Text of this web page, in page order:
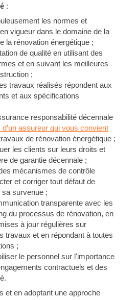
:
les normes et
vigueur dans le domaine de la
la rénovation énergétique ;
de qualité en utilisant des
et en suivant les meilleures
;
travaux réalisés répondent aux
et aux spécifications
responsabilité décennale
d’un assureur qui vous convient
de rénovation énergétique ;
les clients sur leurs droits et
de garantie décennale ;
mécanismes de contrôle
et corriger tout défaut de
survenue ;
transparente avec les
du processus de rénovation, en
à jour régulières sur
travaux et en répondant à toutes
;
le personnel sur l'importance
contractuels et des
et en adoptant une approche